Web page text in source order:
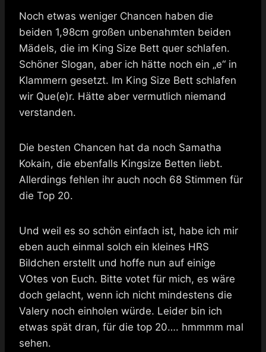
Noch etwas weniger Chancen haben die
beiden 1,98cm großen unbenahmten beiden
Mädels, die im King Size Bett quer schlafen.
Schöner Slogan, aber ich hätte noch ein „e“ in
Klammern gesetzt. Im King Size Bett schlafen
wir Que(e)r. Hätte aber vermutlich niemand
verstanden.
Die besten Chancen hat da noch Samatha
Kokain, die ebenfalls Kingsize Betten liebt.
Allerdings fehlen ihr auch noch 68 Stimmen für
die Top 20.
Und weil es so schön einfach ist, habe ich mir
eben auch einmal solch ein kleines HRS
Bildchen erstellt und hoffe nun auf einige
VOtes von Euch. Bitte votet für mich, es wäre
doch gelacht, wenn ich nicht mindestens die
Valery noch einholen würde. Leider bin ich
etwas spät dran, für die top 20…. hmmmm mal
sehen.